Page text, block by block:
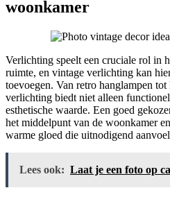
woonkamer
Verlichting speelt een cruciale rol in
ruimte, en vintage verlichting kan
toevoegen. Van retro hanglampen
verlichting biedt niet alleen
esthetische waarde. Een goed
het middelpunt van de woonkamer
warme gloed die uitnodigend
Lees ook: Laat je een foto op